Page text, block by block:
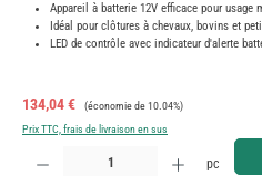
Appareil à batterie 12V efficace pour usage
Idéal pour clôtures à chevaux, bovins et
LED de contrôle avec indicateur d'alerte
Prix de vente :
134,04 € Prix régulier :
(économie de 10.04%)
Prix TTC, frais de livraison en sus
Quantité de produit : Entrez la quantité
pc